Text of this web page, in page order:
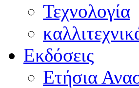
Τεχνολογία
Εκδόσεις
Ετήσια